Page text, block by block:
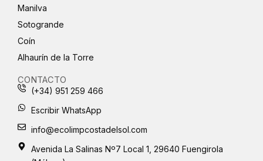
Manilva
Sotogrande
Coín
Alhaurín de la Torre
CONTACTO
(+34) 951 259 466
Escribir WhatsApp
info@ecolimpcostadelsol.com
Avenida La Salinas Nº7 Local 1, 29640 Fuengirola